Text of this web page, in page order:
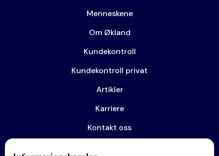
Menneskene
Om Økland
Kundekontroll
Kundekontroll privat
Artikler
Karriere
Kontakt oss